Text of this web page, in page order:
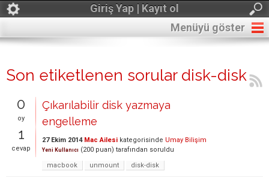
Giriş Yap | Kayıt ol
Menüyü göster
Son etiketlenen sorular disk-disk
0
oy
1
cevap
Çıkarılabilir disk yazmaya
engelleme
27 Ekim 2014 Mac Ailesi kategorisinde Umay Bilişim
Yeni Kullanıcı (200 puan) tarafından soruldu
macbook
unmount disk-disk